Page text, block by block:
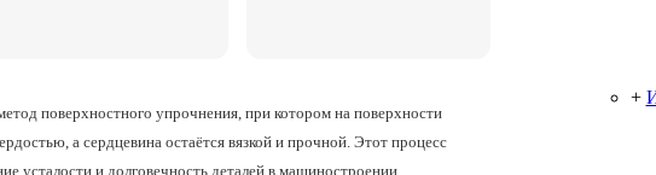
поверхностного упрочнения, при котором на поверхности
а сердцевина остаётся вязкой и прочной. Этот процесс
усталости и долговечность деталей в машиностроении,
+